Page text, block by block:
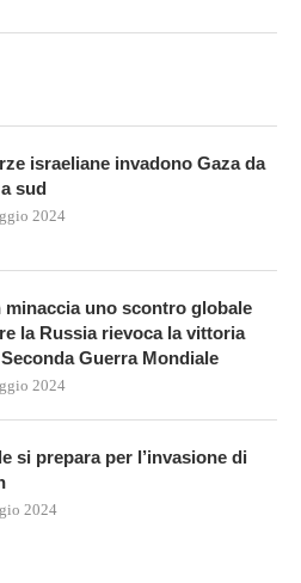
israeliane invadono Gaza da
sud
2024
minaccia uno scontro globale
la Russia rievoca la vittoria
Guerra Mondiale
2024
si prepara per l’invasione di
2024